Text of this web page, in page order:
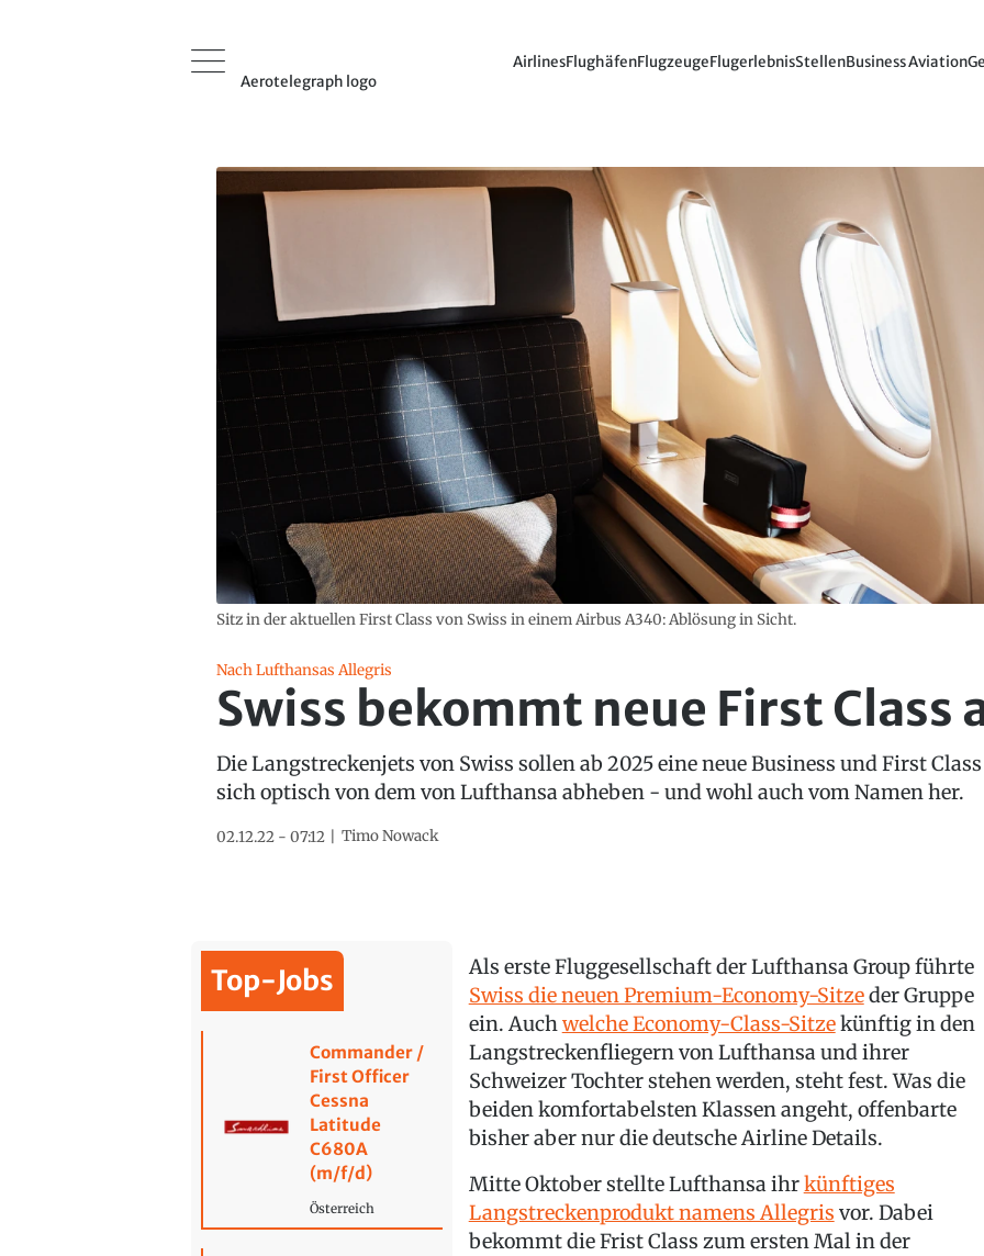
Aerotelegraph logo
AirlinesFlughäfenFlugzeugeFlugerlebnisStellenBusiness Aviation
Sitz in der aktuellen First Class von Swiss in einem Airbus A340: Ablösung in Sicht.
Nach Lufthansas Allegris
Swiss bekommt neue First Class
Die Langstreckenjets von Swiss sollen ab 2025 eine neue Business und First
sich optisch von dem von Lufthansa abheben - und wohl auch vom Namen her.
02.12.22 - 07:12 Timo Nowack
Top-Jobs
Commander /
First Officer
Cessna
Latitude
C680A
(m/f/d)
Österreich
Als erste Fluggesellschaft der Lufthansa Group führte
Swiss die neuen Premium-Economy-Sitzeder Gruppe
ein. Auchwelche Economy-Class-Sitzekünftig in den
Langstreckenfliegern von Lufthansa und ihrer
Schweizer Tochter stehen werden, steht fest. Was die
beiden komfortabelsten Klassen angeht, offenbarte
bisher aber nur die deutsche Airline Details.
Mitte Oktober stellte Lufthansa ihrkünftiges
Langstreckenprodukt namens Allegris vor. Dabei
bekommt die Frist Class zum ersten Mal in der